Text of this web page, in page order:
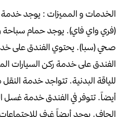
الخدمات و المميزات : يوجد خدمة
(فري واي فاي). يوجد حمام سباحة
صحي (سبا). يحتوي الفندق على
الفندق على خدمة ركن السيارات
للياقة البدنية. تتواجد خدمة النقل
أيضاً. تتوفر في الفندق خدمة
الجاف. يوجد أيضاً غرف